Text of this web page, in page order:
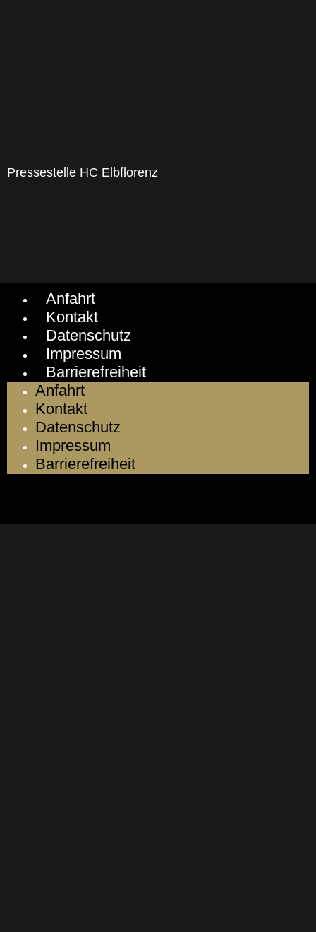
Pressestelle HC Elbflorenz
Anfahrt
Kontakt
Datenschutz
Impressum
Barrierefreiheit
Anfahrt
Kontakt
Datenschutz
Impressum
Barrierefreiheit